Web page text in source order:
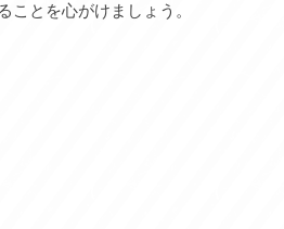
とを心がけましょう。